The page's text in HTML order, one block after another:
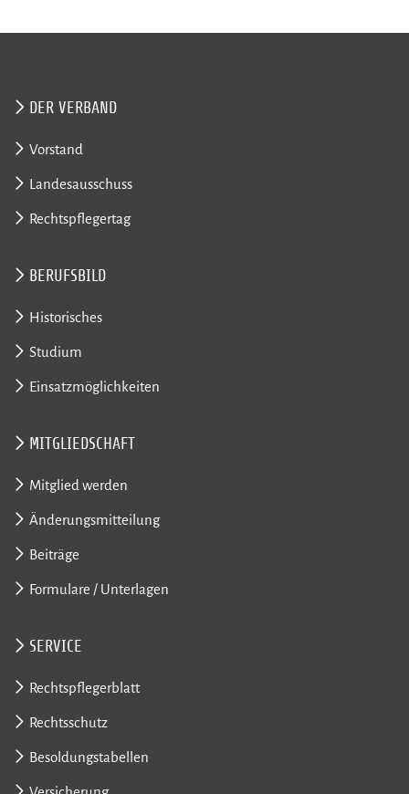
DER VERBAND
Vorstand
Landesausschuss
Rechtspflegertag
BERUFSBILD
Historisches
Studium
Einsatzmöglichkeiten
MITGLIEDSCHAFT
Mitglied werden
Änderungsmitteilung
Beiträge
Formulare / Unterlagen
SERVICE
Rechtspflegerblatt
Rechtsschutz
Besoldungstabellen